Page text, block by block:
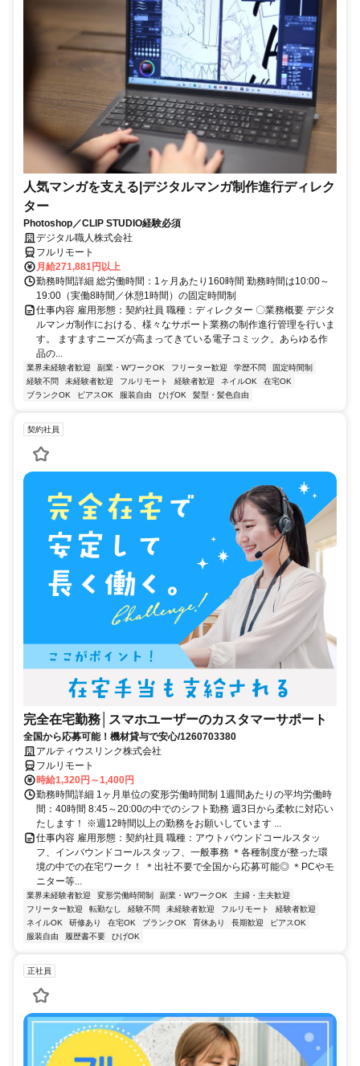
人気マンガを支える|デジタルマンガ制作進行ディレク
ター
Photoshop／CLIP STUDIO経験必須
デジタル職人株式会社
フルリモート
月給271,881円以上
勤務時間詳細 総労働時間：1ヶ月あたり160時間 勤務時間は10:00～
19:00（実働8時間／休憩1時間）の固定時間制
仕事内容 雇用形態：契約社員 職種：ディレクター 〇業務概要 デジタ
ルマンガ制作における、様々なサポート業務の制作進行管理を行いま
す。 ますますニーズが高まってきている電子コミック。あらゆる作
品の...
業界未経験者歓迎 副業・WワークOK フリーター歓迎 学歴不問
固定時間制
経験不問
未経験者歓迎 フルリモート 経験者歓迎 ネイルOK
在宅OK
ブランクOK
ピアスOK 服装自由 ひげOK 髪型・髪色自由
契約社員
完全在宅勤務│スマホユーザーのカスタマーサポート
全国から応募可能！機材貸与で安心/1260703380
アルティウスリンク株式会社
フルリモート
時給1,320円～1,400円
勤務時間詳細 1ヶ月単位の変形労働時間制 1週間あたりの平均労働時
間：40時間 8:45～20:00の中でのシフト勤務 週3日から柔軟に対応い
たします！ ※週12時間以上の勤務をお願いしています ...
仕事内容 雇用形態：契約社員 職種：アウトバウンドコールスタッ
フ、インバウンドコールスタッフ、一般事務 ＊各種制度が整った環
境の中での在宅ワーク！ ＊出社不要で全国から応募可能◎ ＊PCやモ
ニター等...
業界未経験者歓迎 変形労働時間制 副業・WワークOK
主婦・主夫歓迎
フリーター歓迎
転勤なし 経験不問 未経験者歓迎 フルリモート
経験者歓迎
ネイルOK
研修あり 在宅OK ブランクOK 育休あり 長期歓迎
ピアスOK
服装自由
履歴書不要 ひげOK
正社員